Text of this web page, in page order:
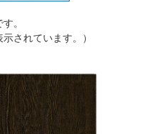
。
されています。）